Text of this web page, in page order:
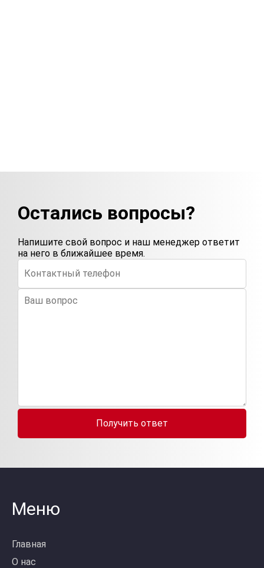
Остались вопросы?
Напишите свой вопрос и наш менеджер ответит
на него в ближайшее время.
Получить ответ
Меню
Главная
О нас